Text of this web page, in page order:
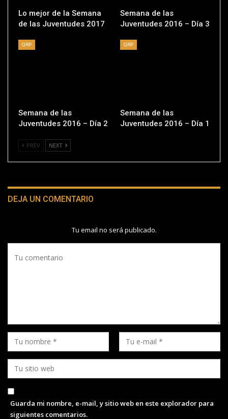
Lo mejor de la Semana
de las Juventudes 2017
Semana de las
Juventudes 2016 – Día 3
QRP
Semana de las
Juventudes 2016 – Día 2
QRP
Semana de las
Juventudes 2016 – Día 1
PREV NEXT
DEJA UN COMENTARIO
Tu email no será publicado.
Guarda mi nombre, e-mail, y sitio web en este explorador para
siguientes comentarios.